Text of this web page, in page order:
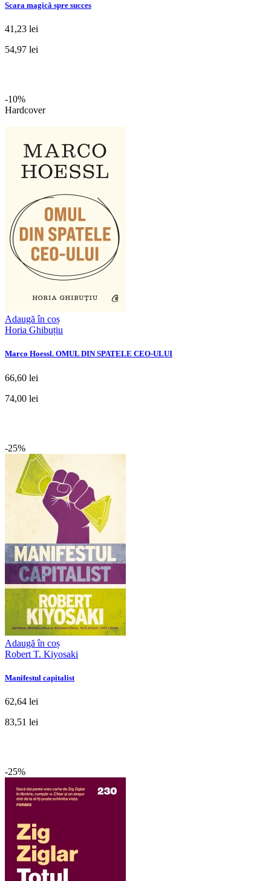
Scara magică spre succes
41,23 lei
54,97 lei
-10%
Hardcover
Adaugă în coș
Horia Ghibuțiu
Marco Hoessl. OMUL DIN SPATELE CEO-ULUI
66,60 lei
74,00 lei
-25%
Adaugă în coș
Robert T. Kiyosaki
Manifestul capitalist
62,64 lei
83,51 lei
-25%